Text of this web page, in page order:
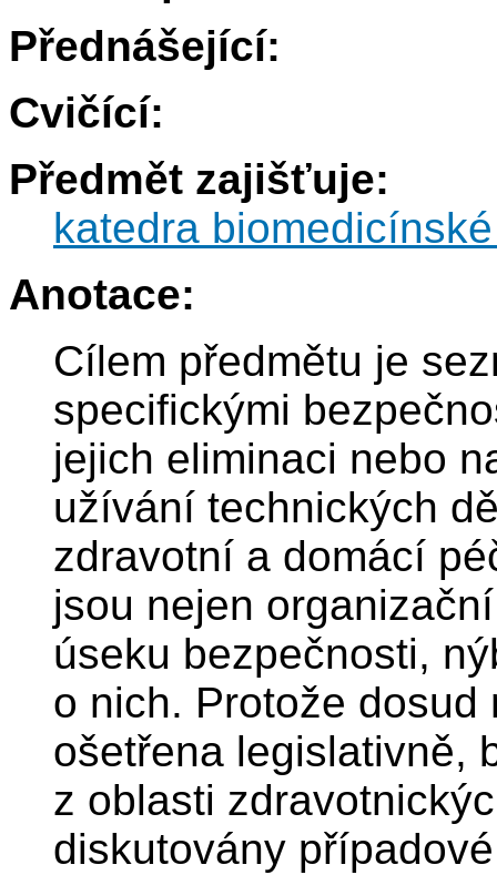
Přednášející:
Cvičící:
Předmět zajišťuje:
katedra
Anotace:
Cílem předmětu je
specifickými
jejich eliminaci nebo
užívání technických
zdravotní a domácí
jsou nejen
úseku bezpečnosti,
o nich. Protože dosud
ošetřena legislativně,
z oblasti
diskutovány